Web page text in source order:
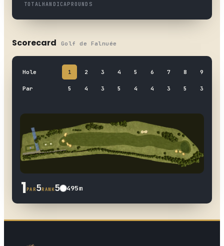
TOTAL HANDICAP ROUNDS
Scorecard Golf de Falnuée
Hole 1 2 3 4 5 6 7 8 9
Par 5 4 3 5 4 4 3 5 3
1PAR5RANK5 495m